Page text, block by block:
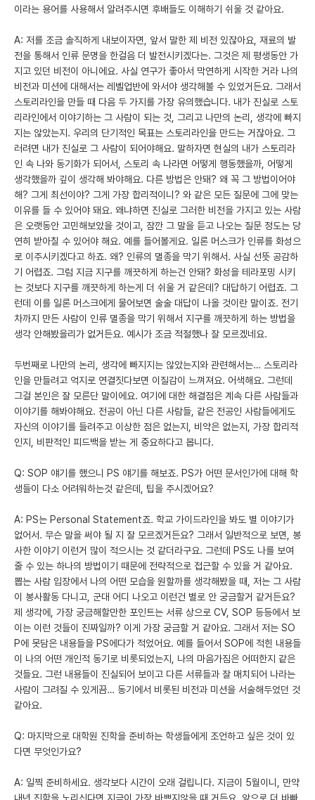
이라는 용어를 사용해서 알려주시면 후배들도 이해하기 쉬울 것 같아요.
A: 저를 조금 솔직하게 내보이자면, 앞서 말한 제 비전 있잖아요, 재료의 발
전을 통해서 인류 문명을 한걸음 더 발전시키겠다는. 그것은 제 평생동안 가
지고 있던 비전이 아니에요. 사실 연구가 좋아서 막연하게 시작한 거라 나의
비전과 미션에 대해서는 레벨업반에 와서야 생각해볼 수 있었거든요. 그래서
스토리라인을 만들 때 다음 두 가지를 가장 유의했습니다. 내가 진실로 스토
리라인에서 이야기하는 그 사람이 되는 것, 그리고 나만의 논리, 생각에 빠지
지는 않았는지. 우리의 단기적인 목표는 스토리라인을 만드는 거잖아요. 그
러려면 내가 진실로 그 사람이 되어야해요. 말하자면 현실의 내가 스토리라
인 속 나와 동기화가 되어서, 스토리 속 나라면 어떻게 행동했을까, 어떻게
생각했을까 깊이 생각해 봐야해요. 다른 방법은 안돼? 왜 꼭 그 방법이어야
해? 그게 최선이야? 그게 가장 합리적이니? 와 같은 모든 질문에 그에 맞는
이유를 들 수 있어야 돼요. 왜냐하면 진실로 그러한 비전을 가지고 있는 사람
은 오랫동안 고민해보았을 것이고, 잠깐 그 말을 듣고 나오는 질문 정도는 당
연히 받아칠 수 있어야 해요. 예를 들어볼게요. 일론 머스크가 인류를 화성으
로 이주시키겠다고 하죠. 왜? 인류의 멸종을 막기 위해서. 사실 선뜻 공감하
기 어렵죠. 그럼 지금 지구를 깨끗하게 하는건 안돼? 화성을 테라포밍 시키
는 것보다 지구를 깨끗하게 하는게 더 쉬울 거 같은데? 대답하기 어렵죠. 그
런데 이를 일론 머스크에게 물어보면 술술 대답이 나올 것이란 말이죠. 전기
차까지 만든 사람이 인류 멸종을 막기 위해서 지구를 깨끗하게 하는 방법을
생각 안해봤을리가 없거든요. 예시가 조금 적절했나 잘 모르겠네요.
두번째로 나만의 논리, 생각에 빠지지는 않았는지와 관련해서는… 스토리라
인을 만들려고 억지로 연결짓다보면 이질감이 느껴져요. 어색해요. 그런데
그걸 본인은 잘 모른단 말이에요. 여기에 대한 해결점은 계속 다른 사람들과
이야기를 해봐야해요. 전공이 아닌 다른 사람들, 같은 전공인 사람들에게도
자신의 이야기를 들려주고 이상한 점은 없는지, 비약은 없는지, 가장 합리적
인지, 비판적인 피드백을 받는 게 중요하다고 봅니다.
Q: SOP 얘기를 했으니 PS 얘기를 해보죠. PS가 어떤 문서인가에 대해 학
생들이 다소 어려워하는것 같은데, 팁을 주시겠어요?
A: PS는 Personal Statement죠. 학교 가이드라인을 봐도 별 이야기가
없어서. 무슨 말을 써야 될 지 잘 모르겠거든요? 그래서 일반적으로 보면, 봉
사한 이야기 이런거 많이 적으시는 것 같더라구요. 그런데 PS도 나를 보여
줄 수 있는 하나의 방법이기 때문에 전략적으로 접근할 수 있을 거 같아요.
뽑는 사람 입장에서 나의 어떤 모습을 원할까를 생각해봤을 때, 저는 그 사람
이 봉사활동 다니고, 군대 어디 나오고 이런건 별로 안 궁금할거 같거든요?
제 생각에, 가장 궁금해할만한 포인트는 서류 상으로 CV, SOP 등등에서 보
이는 이런 것들이 진짜일까? 이게 가장 궁금할 거 같아요. 그래서 저는 SO
P에 못담은 내용들을 PS에다가 적었어요. 예를 들어서 SOP에 적힌 내용들
이 나의 어떤 개인적 동기로 비롯되었는지, 나의 마음가짐은 어떠한지 같은
것들요. 그런 내용들이 진실되어 보이고 다른 서류들과 잘 매치되어 나라는
사람이 그려질 수 있게끔… 동기에서 비롯된 비전과 미션을 서술해두었던 것
같아요.
Q: 마지막으로 대학원 진학을 준비하는 학생들에게 조언하고 싶은 것이 있
다면 무엇인가요?
A: 일찍 준비하세요. 생각보다 시간이 오래 걸립니다. 지금이 5월이니, 만약
내년 진학을 노리신다면 지금이 가장 바쁘지않을 때 거든요. 앞으로 더 바빠